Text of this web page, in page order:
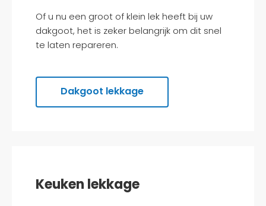
Of u nu een groot of klein lek heeft bij uw
dakgoot, het is zeker belangrijk om dit snel
te laten repareren.
Dakgoot lekkage
Keuken lekkage